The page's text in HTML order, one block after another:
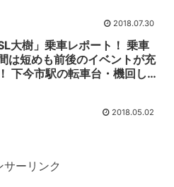
2018.07.30
SL大樹」乗車レポート！ 乗車
は短めも前後のイベントが充
下今市駅の転車台・機回し
2018.05.02
サーリンク